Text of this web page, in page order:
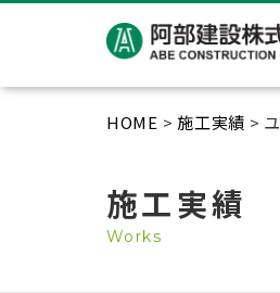
HOME >施工実績 >
施工実績
Works